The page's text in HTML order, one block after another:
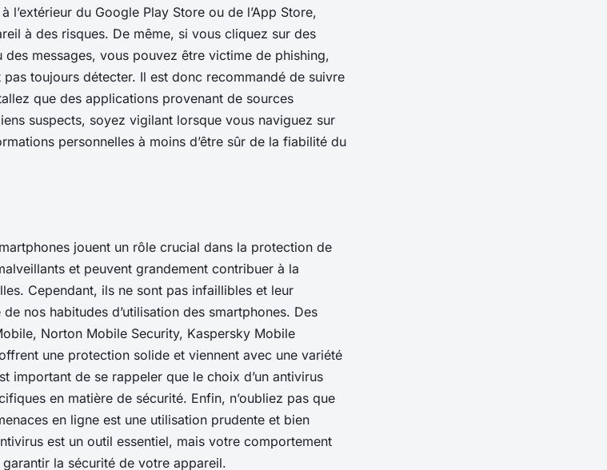
du Google Play Store ou de l’App Store,
à des risques. De même, si vous cliquez sur des
messages, vous pouvez être victime de phishing,
pas toujours détecter. Il est donc recommandé de suivre
que des applications provenant de sources
suspects, soyez vigilant lorsque vous naviguez sur
personnelles à moins d’être sûr de la fiabilité du
jouent un rôle crucial dans la protection de
et peuvent grandement contribuer à la
Cependant, ils ne sont pas infaillibles et leur
nos habitudes d’utilisation des smartphones. Des
Norton Mobile Security, Kaspersky Mobile
une protection solide et viennent avec une variété
important de se rappeler que le choix d’un antivirus
en matière de sécurité. Enfin, n’oubliez pas que
en ligne est une utilisation prudente et bien
est un outil essentiel, mais votre comportement
la sécurité de votre appareil.